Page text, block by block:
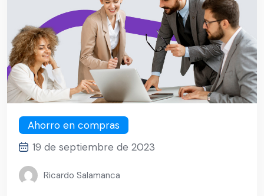
Ahorro en compras
19 de septiembre de 2023
Ricardo Salamanca